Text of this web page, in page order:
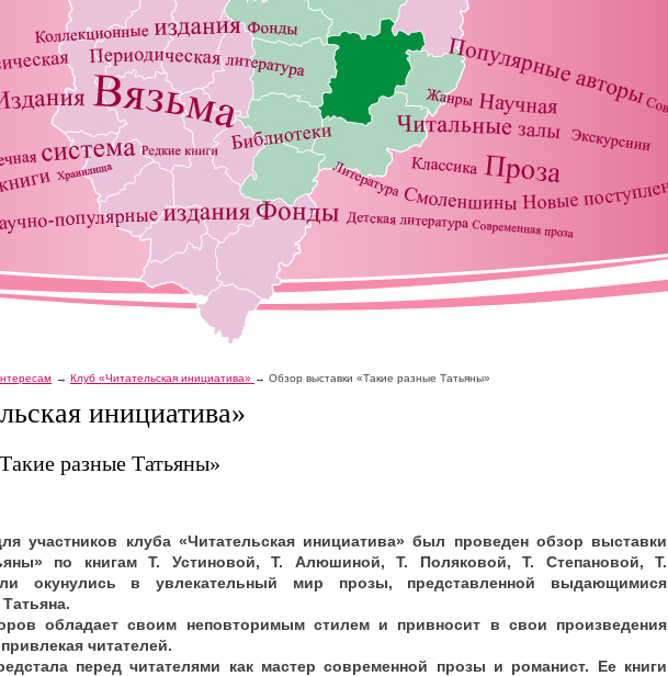
Клуб «Читательская инициатива» Обзор выставки «Такие разные Татьяны»
инициатива»
разные Татьяны»
участников клуба «Читательская инициатива» был проведен обзор выставки
по книгам Т. Устиновой, Т. Алюшиной, Т. Поляковой, Т. Степановой, Т.
окунулись в увлекательный мир прозы, представленной выдающимися
обладает своим неповторимым стилем и привносит в свои произведения
читателей.
перед читателями как мастер современной прозы и романист. Ее книги